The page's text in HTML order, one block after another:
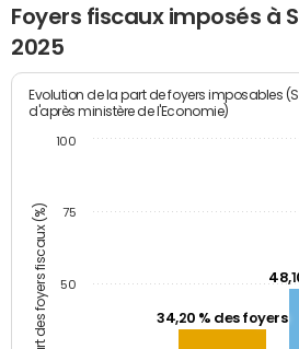
Foyers fiscaux imposés à
2025
Part des foyers fiscaux (%)
Evolution de la part de foyers imposables
d'après ministère de l'Economie)
34,20 % des foyers
50
75
100